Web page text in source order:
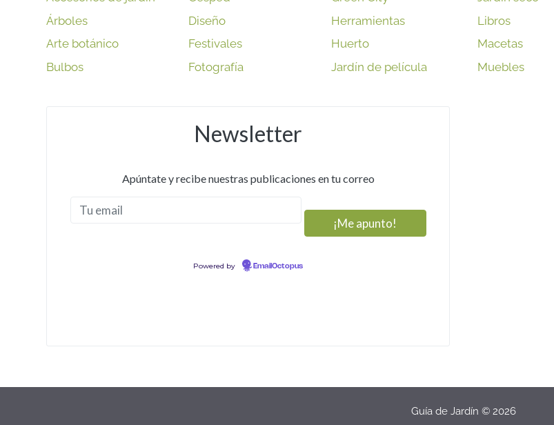
Árboles
Arte botánico
Bulbos
Diseño
Festivales
Fotografía
Herramientas
Huerto
Jardín de película
Newsletter
Apúntate y recibe nuestras publicaciones en tu correo
Powered by EmailOctopus
Libros
Macetas
Muebles
Guía de Jardín © 2026